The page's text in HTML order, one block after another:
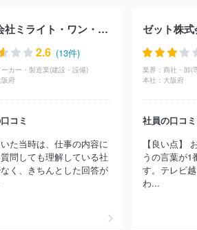
ｂｅｒｔｙ株式会社
電気技術開発株式
ィールド ＦＰサービス株式会社
ＮＯＶ
株式会社ビジネスコンサルタント
山田
トナーズ
ＭＥＴＡＴＥＡＭ株式会社
ＷＤＢエウレカ株式会社
株式会社ソ
人日本能率協会 株式会社女将塾
株式会
ーマツコンサルティング合同会社
株式会
コンサルティング
株式会社日立コンサ
株式会社ミライト・ワン・コアリンクス
2.6 (13件)
ーカー・製造業(建設・設備)
阪府
コミ
た当時は、仕事の内容に
問しても理解している社
く、きちんとした回答が
ゼット株
業界：
本社： 大阪府
社員の口コミ
【良い点】
うの言葉が1
す。テレビ
わ...